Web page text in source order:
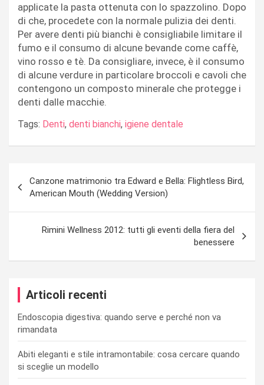
applicate la pasta ottenuta con lo spazzolino. Dopo
di che, procedete con la normale pulizia dei denti.
Per avere denti più bianchi è consigliabile limitare il
fumo e il consumo di alcune bevande come caffè,
vino rosso e tè. Da consigliare, invece, è il consumo
di alcune verdure in particolare broccoli e cavoli che
contengono un composto minerale che protegge i
denti dalle macchie.
Tags: Denti, denti bianchi, igiene dentale
articoli
Canzone matrimonio tra Edward e Bella: Flightless Bird,
American Mouth (Wedding Version)
Rimini Wellness 2012: tutti gli eventi della fiera del
benessere
Articoli recenti
Endoscopia digestiva: quando serve e perché non va
rimandata
Abiti eleganti e stile intramontabile: cosa cercare quando
si sceglie un modello